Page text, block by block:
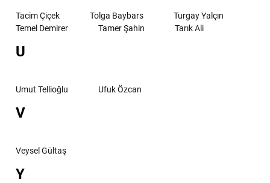
Tacim Çiçek Tolga Baybars
Turgay Yalçın
Temel Demirer
Tamer Şahin Tarık Ali
U
Umut Tellioğlu Ufuk Özcan
V
Veysel Gültaş
Y